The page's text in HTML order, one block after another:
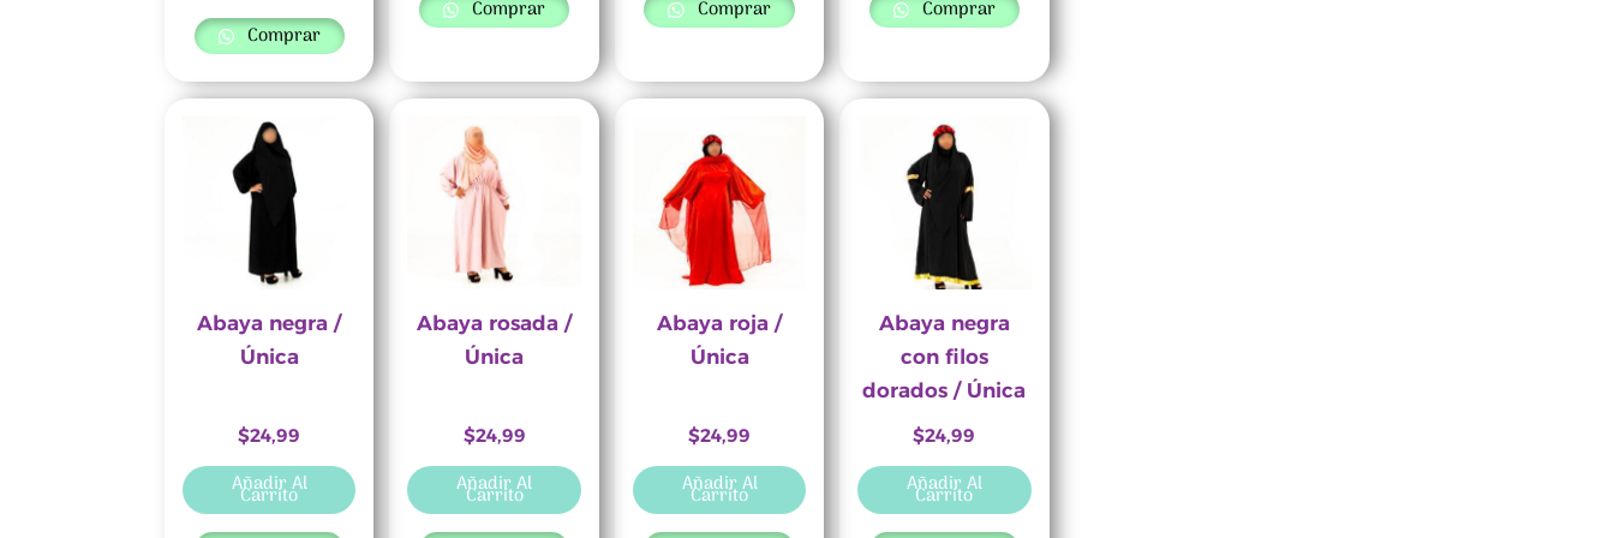
Comprar
Comprar
Comprar
Comprar
Abaya negra /
Única
$24,99
Añadir Al
Carrito
Abaya rosada /
Única
$24,99
Añadir Al
Carrito
Abaya roja /
Única
$24,99
Añadir Al
Carrito
Abaya negra
con filos
dorados / Única
$24,99
Añadir Al
Carrito